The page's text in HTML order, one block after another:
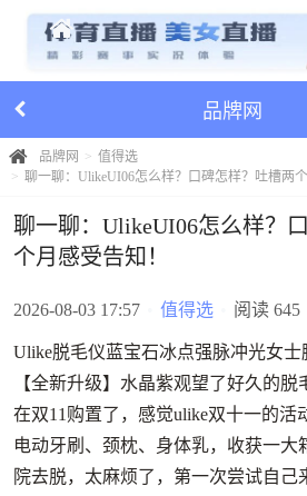
品牌网
品牌网
值得选
聊一聊：UlikeUI06怎么样？口碑怎样？吐槽两个
聊一聊：UlikeUI06怎么样？
个月感受告知！
2026-08-03 17:57 值得选 阅读 645
Ulike脱毛仪蓝宝石冰点强脉冲光女
【全新升级】水晶紫观望了好久的
在双11购置了，感觉ulike双十一的活
电动牙刷、颈枕、身体乳，收获一大
院去脱，太麻烦了，第一次尝试自己